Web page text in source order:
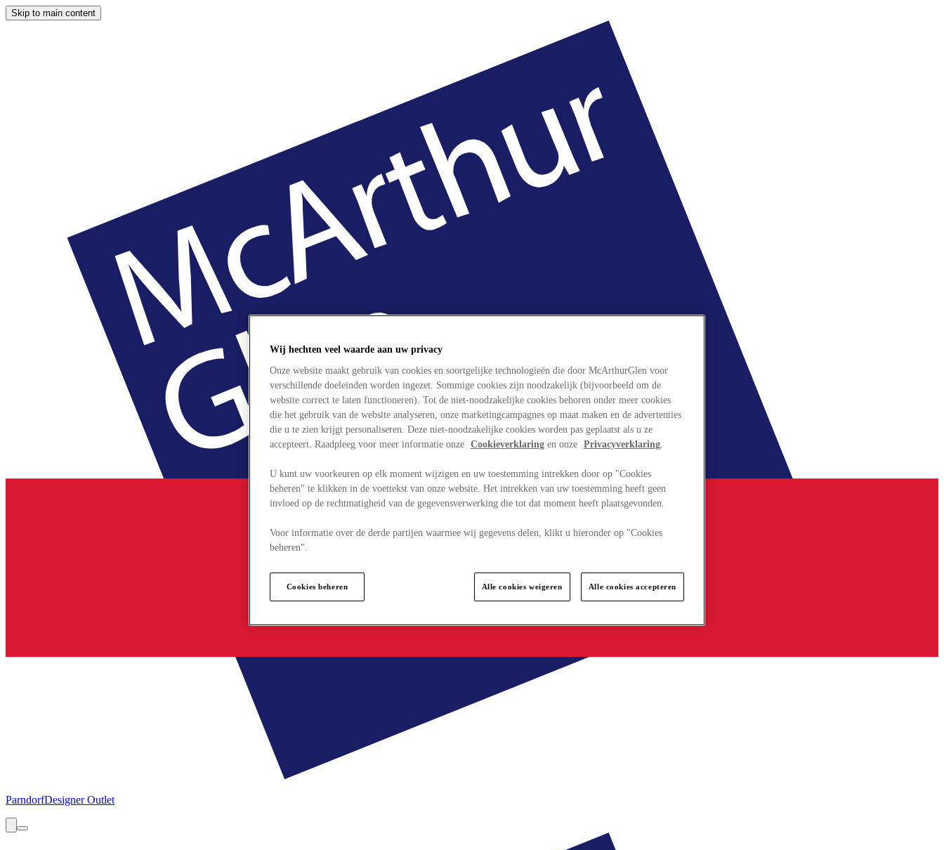
Skip to main content
ParndorfDesigner Outlet
Wij hechten veel waarde aan uw privacy
Onze website maakt gebruik van cookies en soortgelijke technologieën die door McArthurGlen voor
verschillende doeleinden worden ingezet. Sommige cookies zijn noodzakelijk (bijvoorbeeld om de
website correct te laten functioneren). Tot de niet-noodzakelijke cookies behoren onder meer cookies
die het gebruik van de website analyseren, onze marketingcampagnes op maat maken en de advertenties
die u te zien krijgt personaliseren. Deze niet-noodzakelijke cookies worden pas geplaatst als u ze
accepteert. Raadpleeg voor meer informatie onze Cookieverklaring en onze Privacyverklaring.
U kunt uw voorkeuren op elk moment wijzigen en uw toestemming intrekken door op "Cookies
beheren" te klikken in de voettekst van onze website. Het intrekken van uw toestemming heeft geen
invloed op de rechtmatigheid van de gegevensverwerking die tot dat moment heeft plaatsgevonden.
Voor informatie over de derde partijen waarmee wij gegevens delen, klikt u hieronder op "Cookies
beheren".
Cookies beheren Alle cookies weigeren Alle cookies accepteren